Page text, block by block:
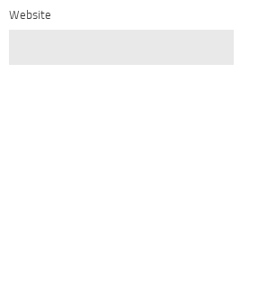
Website